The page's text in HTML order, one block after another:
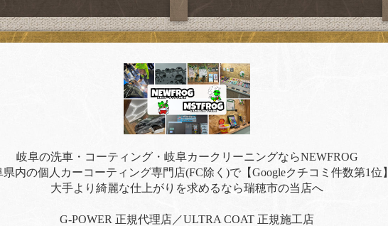
岐阜の洗車・コーティング・岐阜カークリーニングならNEWFROG
県内の個人カーコーティング専門店(FC除く)で【Googleクチコミ件数第1位】
大手より綺麗な仕上がりを求めるなら瑞穂市の当店へ
G-POWER 正規代理店／ULTRA COAT 正規施工店